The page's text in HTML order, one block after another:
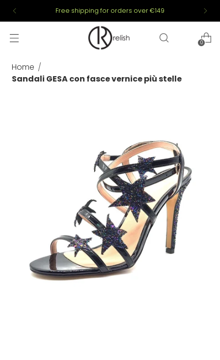
Free shipping for orders over €149
0
Home
Sandali GESA con fasce vernice più stelle